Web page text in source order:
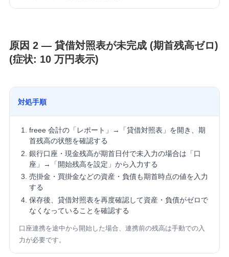
原因 2 — 貸借対照表が未完成 (期首残高ゼロ)
(症状: 10 万円表示)
対処手順
freee 会計の「レポート」→「貸借対照表」を開き、期
首残高の状態を確認する
銀行口座・現金残高が期首日付で未入力の場合は「口
座」→「開始残高を設定」から入力する
売掛金・買掛金などの資産・負債も期首時点の値を入力
する
保存後、貸借対照表を再度確認して資産・負債がゼロで
なくなっていることを確認する
口座連携を途中から開始した場合、連携前の残高は手動での入
力が必要です。